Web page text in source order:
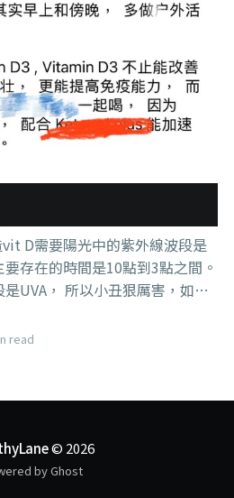
存在的時間是10點到3點之間。
狠厲害，如果
上和傍晚去曬，你一樣會缺vit
買他的仙丹。 看似是給
那幾十個頂尖老師教的不是沒
實裡面本來就已經有添加油來做
read
© 2026
by Ghost